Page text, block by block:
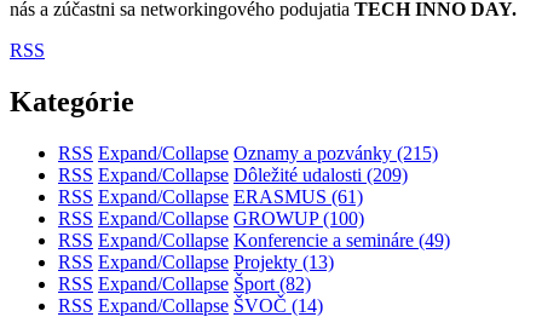
nás a zúčastni sa networkingového podujatia TECH INNO DAY.
RSS
Kategórie
RSS Expand/Collapse Oznamy a pozvánky (215)
RSS Expand/Collapse Dôležité udalosti (209)
RSS Expand/Collapse ERASMUS (61)
RSS Expand/Collapse GROWUP(100)
RSS Expand/Collapse Konferencie a semináre (49)
RSS Expand/Collapse Projekty (13)
RSS Expand/Collapse Šport (82)
RSS Expand/Collapse ŠVOČ (14)